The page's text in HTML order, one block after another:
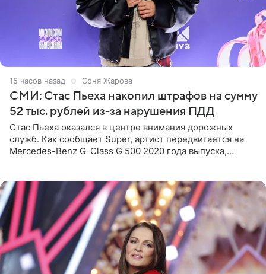
15 часов назад Соня Жарова
СМИ: Стас Пьеха накопил штрафов на сумму
52 тыс. рублей из-за нарушения ПДД
Стас Пьеха оказался в центре внимания дорожных
служб. Как сообщает Super, артист передвигается на
Mercedes-Benz G-Class G 500 2020 года выпуска,